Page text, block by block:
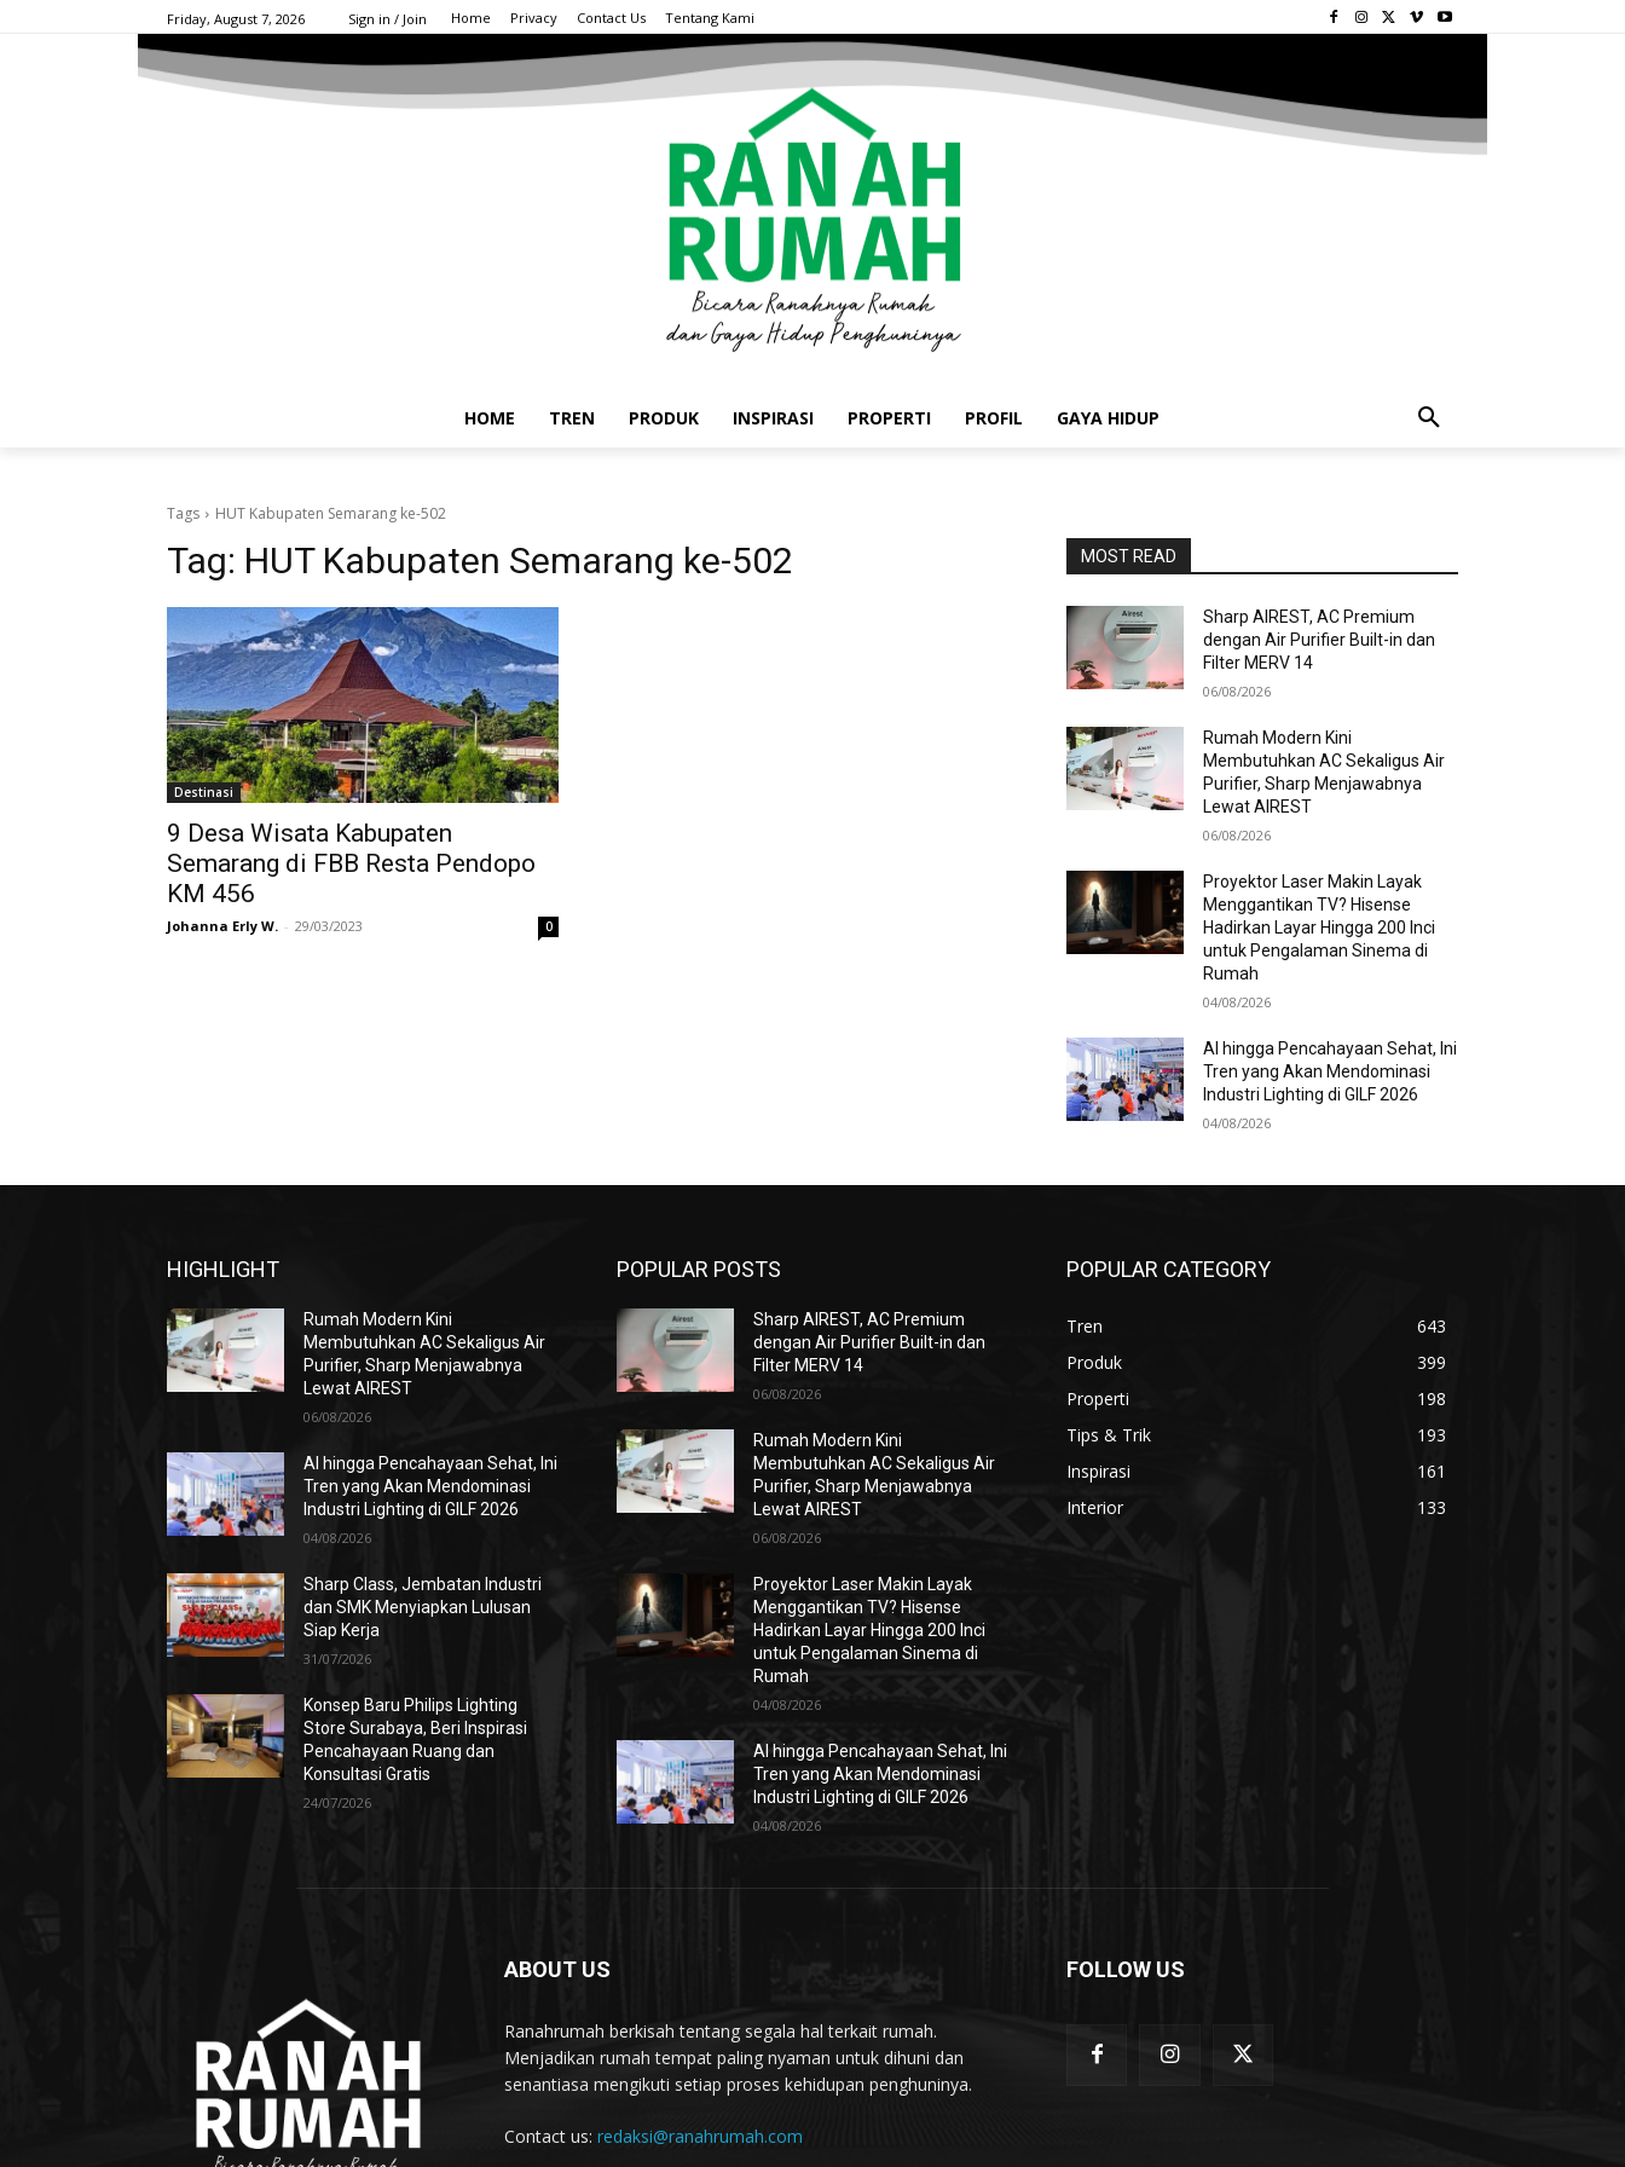
Friday, August 7, 2026 Sign in / Join Home Privacy Contact Us Tentang Kami
HOME TREN PRODUK INSPIRASI PROPERTI PROFIL GAYA HIDUP
Tags HUT Kabupaten Semarang ke-502
Tag: HUT Kabupaten Semarang ke-502
Destinasi
9 Desa Wisata Kabupaten
Semarang di FBB Resta Pendopo
KM 456
Johanna Erly W. - 29/03/2023 0
MOST READ
Sharp AIREST, AC Premium
dengan Air Purifier Built-in dan
Filter MERV 14
06/08/2026
Rumah Modern Kini
Membutuhkan AC Sekaligus Air
Purifier, Sharp Menjawabnya
Lewat AIREST
06/08/2026
Proyektor Laser Makin Layak
Menggantikan TV? Hisense
Hadirkan Layar Hingga 200 Inci
untuk Pengalaman Sinema di
Rumah
04/08/2026
AI hingga Pencahayaan Sehat, Ini
Tren yang Akan Mendominasi
Industri Lighting di GILF 2026
04/08/2026
HIGHLIGHT
Rumah Modern Kini
Membutuhkan AC Sekaligus Air
Purifier, Sharp Menjawabnya
Lewat AIREST
06/08/2026
AI hingga Pencahayaan Sehat, Ini
Tren yang Akan Mendominasi
Industri Lighting di GILF 2026
04/08/2026
Sharp Class, Jembatan Industri
dan SMK Menyiapkan Lulusan
Siap Kerja
31/07/2026
Konsep Baru Philips Lighting
Store Surabaya, Beri Inspirasi
Pencahayaan Ruang dan
Konsultasi Gratis
24/07/2026
POPULAR POSTS
Sharp AIREST, AC Premium
dengan Air Purifier Built-in dan
Filter MERV 14
06/08/2026
Rumah Modern Kini
Membutuhkan AC Sekaligus Air
Purifier, Sharp Menjawabnya
Lewat AIREST
06/08/2026
Proyektor Laser Makin Layak
Menggantikan TV? Hisense
Hadirkan Layar Hingga 200 Inci
untuk Pengalaman Sinema di
Rumah
04/08/2026
AI hingga Pencahayaan Sehat, Ini
Tren yang Akan Mendominasi
Industri Lighting di GILF 2026
04/08/2026
POPULAR CATEGORY
Tren
643
Produk
399
Properti
198
Tips & Trik
193
Inspirasi
161
Interior
133
ABOUT US
Ranahrumah berkisah tentang segala hal terkait rumah.
Menjadikan rumah tempat paling nyaman untuk dihuni dan
senantiasa mengikuti setiap proses kehidupan penghuninya.
Contact us: redaksi@ranahrumah.com
FOLLOW US